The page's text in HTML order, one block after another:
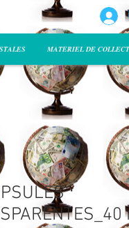
MATERIEL DE